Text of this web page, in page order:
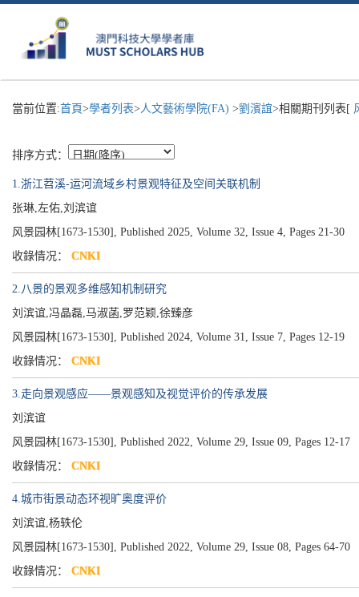
當前位置:首頁>學者列表>人文藝術學院(FA) >劉濱誼>相關期刊列表[
排序方式：
1.浙江苕溪-运河流域乡村景观特征及空间关联机制
张琳,左佑,刘滨谊
风景园林[1673-1530], Published 2025, Volume 32, Issue 4, Pages 21-30
收錄情况： CNKI
2.八景的景观多维感知机制研究
刘滨谊,冯晶磊,马淑菡,罗范颖,徐臻彦
风景园林[1673-1530], Published 2024, Volume 31, Issue 7, Pages 12-19
收錄情况： CNKI
3.走向景观感应——景观感知及视觉评价的传承发展
刘滨谊
风景园林[1673-1530], Published 2022, Volume 29, Issue 09, Pages 12-17
收錄情况： CNKI
4.城市街景动态环视旷奥度评价
刘滨谊,杨轶伦
风景园林[1673-1530], Published 2022, Volume 29, Issue 08, Pages 64-70
收錄情况： CNKI